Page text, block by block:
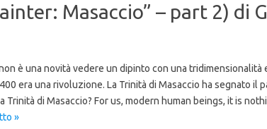
Masaccio” – part 2) di
è una novità vedere un dipinto con una tridimensionalità
era una rivoluzione. La Trinità di Masaccio ha segnato il
Trinità di Masaccio? For us, modern human beings, it is
»